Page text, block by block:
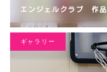
エンジェルクラブ 作品
ギャラリー